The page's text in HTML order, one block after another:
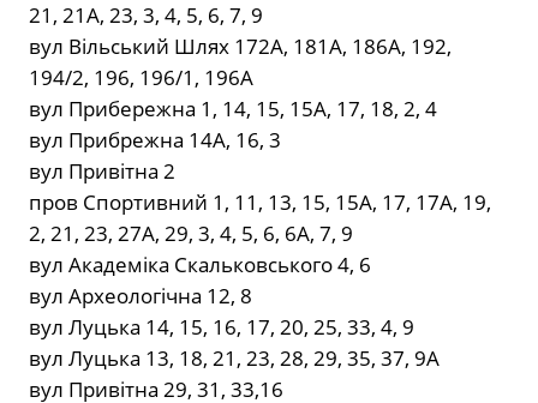
21, 21А, 23, 3, 4, 5, 6, 7, 9
вул Вільський Шлях 172А, 181А, 186А, 192,
194/2, 196, 196/1, 196А
вул Прибережна 1, 14, 15, 15А, 17, 18, 2, 4
вул Прибрежна 14А, 16, 3
вул Привітна 2
пров Спортивний 1, 11, 13, 15, 15А, 17, 17А, 19,
2, 21, 23, 27А, 29, 3, 4, 5, 6, 6А, 7, 9
вул Академіка Скальковського 4, 6
вул Археологічна 12, 8
вул Луцька 14, 15, 16, 17, 20, 25, 33, 4, 9
вул Луцька 13, 18, 21, 23, 28, 29, 35, 37, 9А
вул Привітна 29, 31, 33,16